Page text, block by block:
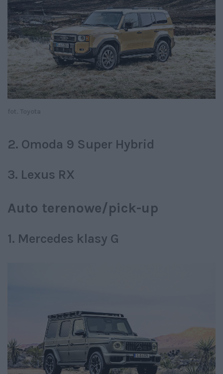
2. Omoda 9 Super Hybrid
3. Lexus RX
Auto terenowe/pick-up
1. Mercedes klasy G